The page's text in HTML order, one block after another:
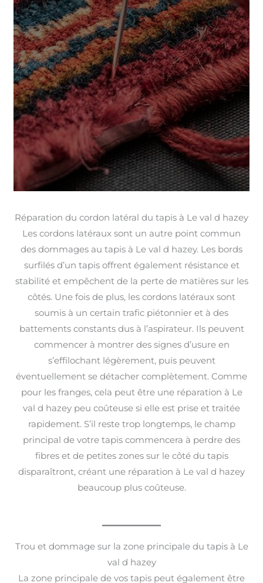
Réparation du cordon latéral du tapis à Le val d hazey
Les cordons latéraux sont un autre point commun
des dommages au tapis à Le val d hazey. Les bords
surfilés d’un tapis offrent également résistance et
stabilité et empêchent de la perte de matières sur les
côtés. Une fois de plus, les cordons latéraux sont
soumis à un certain trafic piétonnier et à des
battements constants dus à l’aspirateur. Ils peuvent
commencer à montrer des signes d’usure en
s’effilochant légèrement, puis peuvent
éventuellement se détacher complètement. Comme
pour les franges, cela peut être une réparation à Le
val d hazey peu coûteuse si elle est prise et traitée
rapidement. S’il reste trop longtemps, le champ
principal de votre tapis commencera à perdre des
fibres et de petites zones sur le côté du tapis
disparaîtront, créant une réparation à Le val d hazey
beaucoup plus coûteuse.
Trou et dommage sur la zone principale du tapis à Le
val d hazey
La zone principale de vos tapis peut également être